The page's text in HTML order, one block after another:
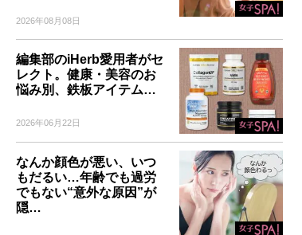
2026年08月08日
編集部のiHerb愛用者がセ
レクト。健康・美容のお
悩み別、鉄板アイテム…
2026年06月22日
なんか顔色が悪い、いつ
もだるい…年齢でも過労
でもない“意外な原因”が
隠…